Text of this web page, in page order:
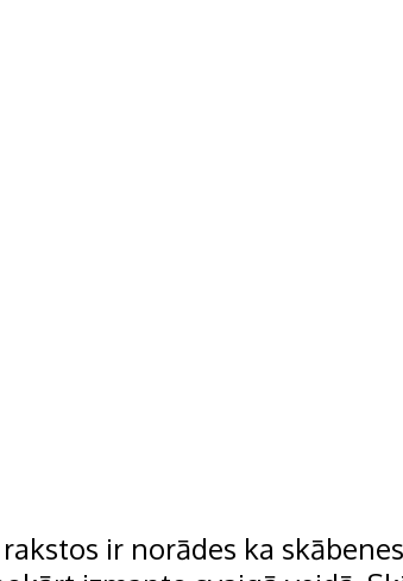
ir norādes ka